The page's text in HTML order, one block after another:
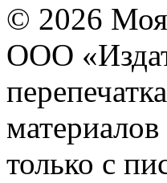
© 2026
ООО
только с